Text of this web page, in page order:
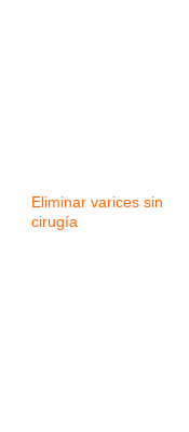
Eliminar varices sin
cirugía